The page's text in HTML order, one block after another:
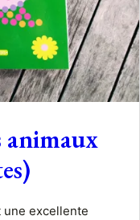
animaux
une excellente